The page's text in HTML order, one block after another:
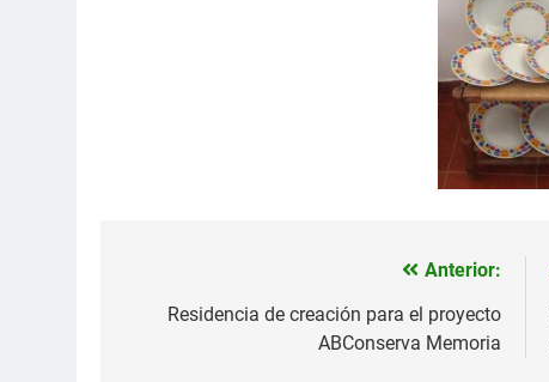
Anterior:
Residencia de creación para el proyecto
ABConserva Memoria